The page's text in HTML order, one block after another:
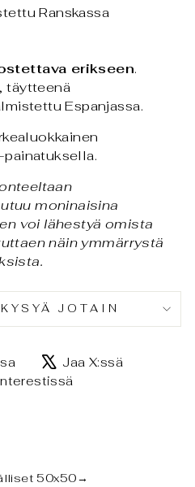
Ranskassa
erikseen.
täytteenä
Espanjassa.
moninaisina
voi lähestyä omista
näin ymmärrystä
JOTAIN
Jaa
Facebookissa
Jaa X:ssä
50x50→